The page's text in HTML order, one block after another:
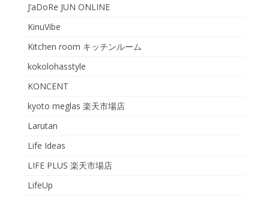
J’aDoRe JUN ONLINE
KinuVibe
Kitchen room キッチンルーム
kokolohasstyle
KONCENT
kyoto meglas 楽天市場店
Larutan
Life Ideas
LIFE PLUS 楽天市場店
LifeUp